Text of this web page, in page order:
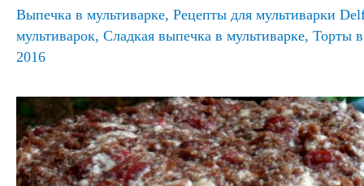
Выпечка в мультиварке, Рецепты для мультиварки
мультиварок, Сладкая выпечка в мультиварке, Торты
2016